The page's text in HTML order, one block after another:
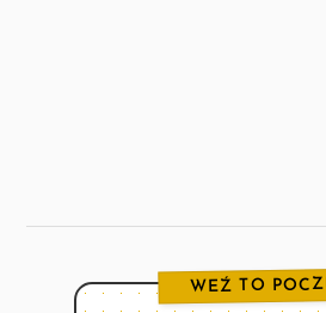
WEŹ TO